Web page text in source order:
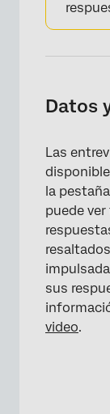
Datos
Las
la
puede
sus
video.